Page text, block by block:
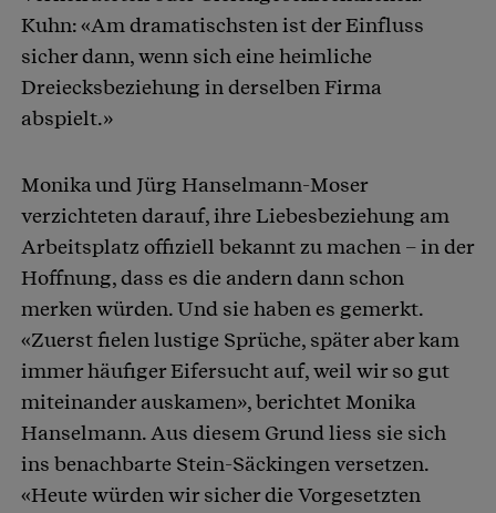
Kuhn: «Am dramatischsten ist der Einfluss
sicher dann, wenn sich eine heimliche
Dreiecksbeziehung in derselben Firma
abspielt.»
Monika und Jürg Hanselmann-Moser
verzichteten darauf, ihre Liebesbeziehung am
Arbeitsplatz offiziell bekannt zu machen – in der
Hoffnung, dass es die andern dann schon
merken würden. Und sie haben es gemerkt.
«Zuerst fielen lustige Sprüche, später aber kam
immer häufiger Eifersucht auf, weil wir so gut
miteinander auskamen», berichtet Monika
Hanselmann. Aus diesem Grund liess sie sich
ins benachbarte Stein-Säckingen versetzen.
«Heute würden wir sicher die Vorgesetzten